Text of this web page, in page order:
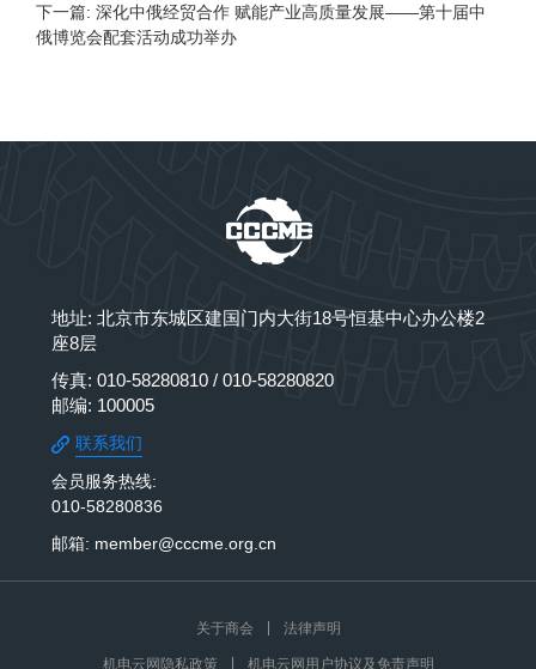
下一篇: 深化中俄经贸合作 赋能产业高质量发展——第十届中
俄博览会配套活动成功举办
地址: 北京市东城区建国门内大街18号恒基中心办公楼2
座8层
传真: 010-58280810 / 010-58280820
邮编: 100005
联系我们
会员服务热线:
010-58280836
邮箱: member@cccme.org.cn
关于商会 法律声明
机电云网隐私政策 机电云网用户协议及免责声明